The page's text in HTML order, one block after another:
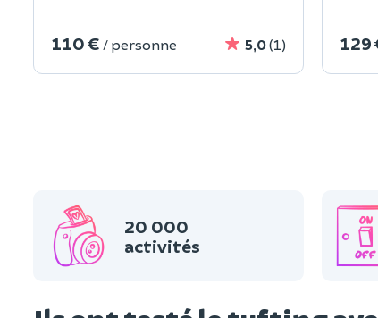
110 € / personne 5,0(1) 129
20 000
activités